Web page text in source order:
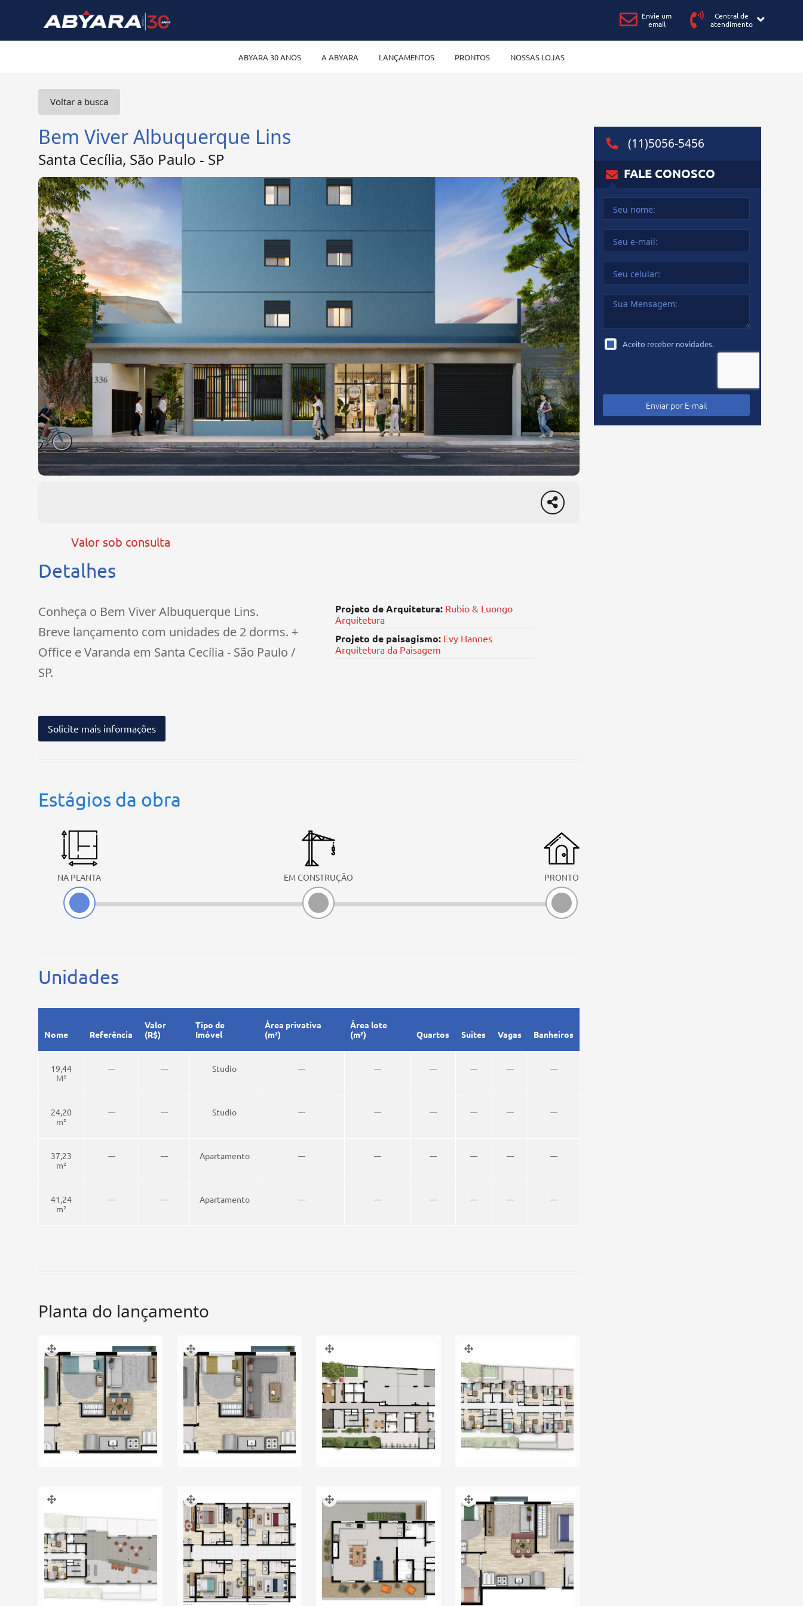
Envie um
email
Central de
atendimento
ABYARA 30 ANOS A ABYARA LANÇAMENTOS PRONTOS NOSSAS LOJAS
Voltar a busca
Bem Viver Albuquerque Lins
Santa Cecília, São Paulo - SP
Valor sob consulta
Detalhes
Conheça o Bem Viver Albuquerque Lins.
Breve lançamento com unidades de 2 dorms. +
Office e Varanda em Santa Cecília - São Paulo /
SP.
Projeto de Arquitetura: Rubio & Luongo
Arquitetura
Projeto de paisagismo: Evy Hannes
Arquitetura da Paisagem
Solicite mais informações
Estágios da obra
NA PLANTA EM CONSTRUÇÃO PRONTO
Unidades
Nome Referência
Valor
(R$)
Tipo de
Imóvel
Área privativa
(m²)
Área lote
(m²)
Quartos Suites Vagas Banheiros
19,44
M²
--- --- Studio --- --- --- --- --- ---
24,20
m²
--- --- Studio --- --- --- --- --- ---
37,23
m²
--- --- Apartamento --- --- --- --- --- ---
41,24
m²
--- --- Apartamento --- --- --- --- --- ---
Planta do lançamento
(11)5056-5456
FALE CONOSCO
Aceito receber novidades.
Enviar por E-mail